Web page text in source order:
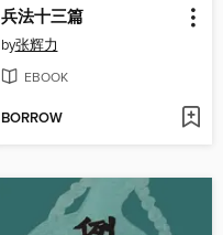
兵法十三篇
by张辉力
EBOOK
BORROW